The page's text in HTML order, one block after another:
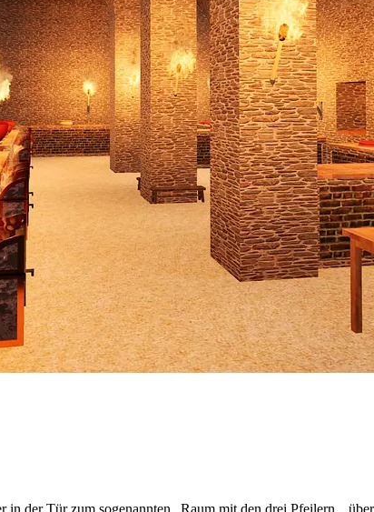
der Tür zum sogenannten „Raum mit den drei Pfeilern„,